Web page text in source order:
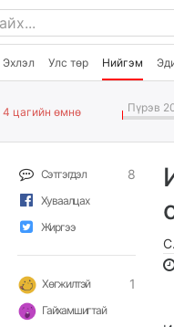
Эхлэл Улс төр Нийгэм
4 цагийн өмнө Пүрэв
Сэтгэгдэл 8
Хуваалцах
Жиргээ
Хөгжилтэй 1
Гайхамшигтай